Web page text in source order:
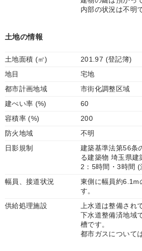
内部の状況は不明
土地の情報
土地面積 (㎡)
201.97 (登記簿)
地目
宅地
都市計画地域
市街化調整区域
建ぺい率 (%)
60
容積率 (%)
200
防火地域
不明
日影規制
建築基準法第56条
る建築物 埼玉県建
2：5時間・3時間 (
幅員、接道状況
東側に幅員約6.1m
す。
供給処理施設
上水道は整備され
下水道整備済地域
槽です。
都市ガスについて